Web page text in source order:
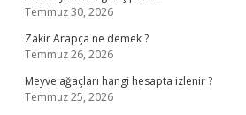
Temmuz 30, 2026
Zakir Arapça ne demek ?
Temmuz 26, 2026
Meyve ağaçları hangi hesapta izlenir ?
Temmuz 25, 2026